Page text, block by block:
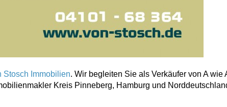
Stosch Immobilien. Wir begleiten Sie als Verkäufer von A
Kreis Pinneberg, Hamburg und